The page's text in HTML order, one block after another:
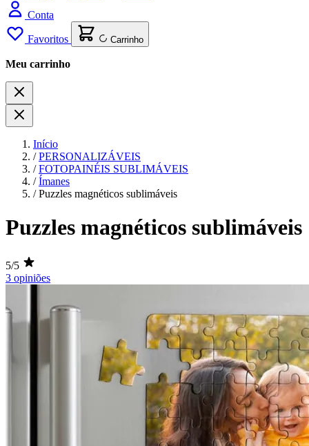
Conta
Favoritos Carrinho
Meu carrinho
Início
/ PERSONALIZÁVEIS
/ FOTOPAINÉIS SUBLIMÁVEIS
/ Ímanes
/ Puzzles magnéticos sublimáveis
Puzzles magnéticos sublimáveis
5/5
3 opiniões